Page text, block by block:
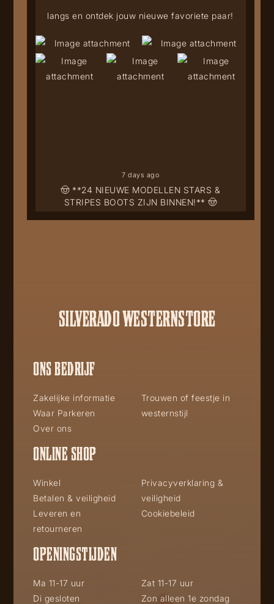
🤠 **24 NIEUWE MODELLEN STARS &
STRIPES BOOTS ZIJN BINNEN!** 🤠
langs en ontdek jouw nieuwe favoriete paar!
7 days ago
SILVERADO WESTERNSTORE
ONS BEDRIJF
Zakelijke informatie
Waar Parkeren
Over ons
Trouwen of feestje in
westernstijl
ONLINE SHOP
Winkel
Betalen & veiligheid
Leveren en
retourneren
Privacyverklaring &
veiligheid
Cookiebeleid
OPENINGSTIJDEN
Ma 11-17 uur
Di gesloten
Zat 11-17 uur
Zon alleen 1e zondag